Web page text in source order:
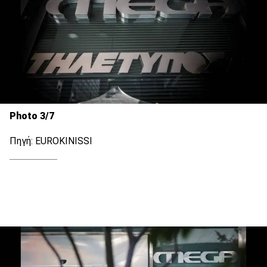
Photo 3/7
Πηγή: EUROKINISSI